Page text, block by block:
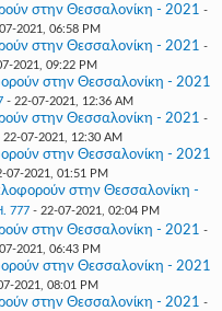
στην Θεσσαλονίκη - 2021 -
2021, 06:58 PM
στην Θεσσαλονίκη - 2021 -
2021, 09:22 PM
στην Θεσσαλονίκη - 2021
- 22-07-2021, 12:36 AM
στην Θεσσαλονίκη - 2021 -
07-2021, 12:30 AM
στην Θεσσαλονίκη - 2021
07-2021, 01:51 PM
στην Θεσσαλονίκη -
777- 22-07-2021, 02:04 PM
στην Θεσσαλονίκη - 2021 -
2021, 06:43 PM
στην Θεσσαλονίκη - 2021
2021, 08:01 PM
στην Θεσσαλονίκη - 2021 -